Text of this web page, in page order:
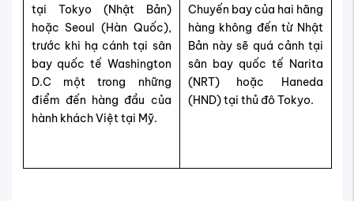
tại Tokyo (Nhật Bản)
hoặc Seoul (Hàn Quốc),
trước khi hạ cánh tại sân
bay quốc tế Washington
D.C một trong những
điểm đến hàng đầu của
hành khách Việt tại Mỹ.
Chuyến bay của hai hãng
hàng không đến từ Nhật
Bản này sẽ quá cảnh tại
sân bay quốc tế Narita
(NRT) hoặc Haneda
(HND) tại thủ đô Tokyo.